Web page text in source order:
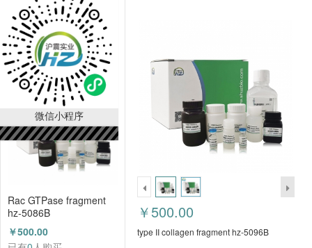
微信小程序
parathyroid hormone (7-
34) [Homo
sapiens]/[Macaca
fascicularis] hz-5084B
￥1300.00
已有0人购买
Rac GTPase fragment
hz-5086B
￥500.00
￥500.00
type II collagen fragment hz-5096B